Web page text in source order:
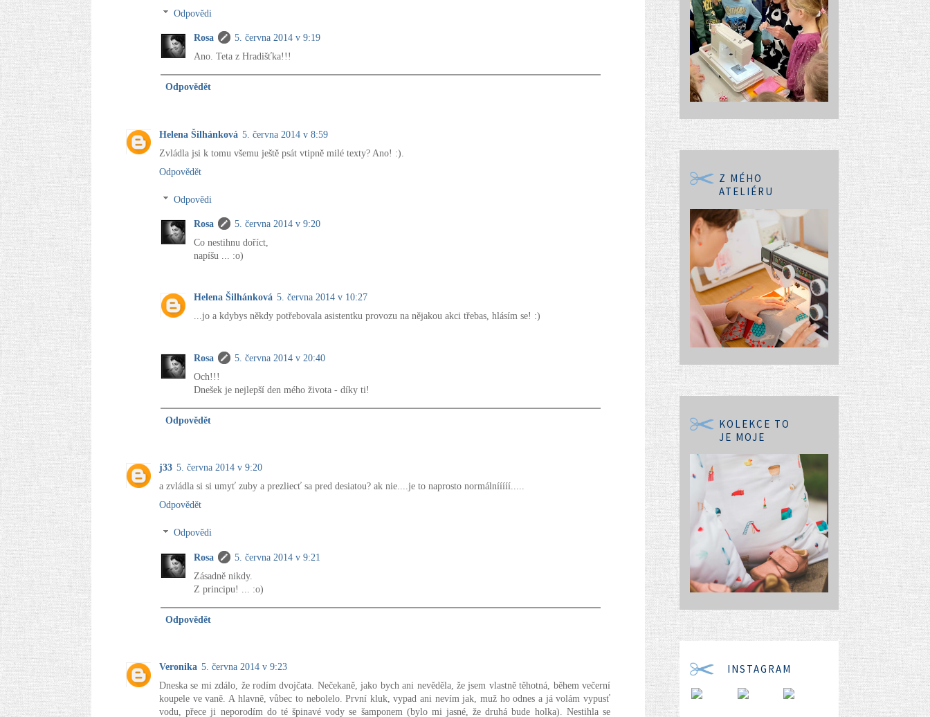
Odpovědi
Rosa
5. června 2014 v 9:19
Ano. Teta z Hradišťka!!!
Odpovědět
Helena Šilhánková 5. června 2014 v 8:59
Zvládla jsi k tomu všemu ještě psát vtipně milé texty? Ano! :).
Odpovědět
Odpovědi
Rosa
5. června 2014 v 9:20
Co nestihnu doříct,
napíšu ... :o)
Helena Šilhánková 5. června 2014 v 10:27
...jo a kdybys někdy potřebovala asistentku provozu na nějakou akci třebas, hlásím se! :)
Rosa
5. června 2014 v 20:40
Och!!!
Dnešek je nejlepší den mého života - díky ti!
Odpovědět
j33 5. června 2014 v 9:20
a zvládla si si umyť zuby a prezliecť sa pred desiatou? ak nie....je to naprosto normálnííííí.....
Odpovědět
Odpovědi
Rosa
5. června 2014 v 9:21
Zásadně nikdy.
Z principu! ... :o)
Odpovědět
Veronika 5. června 2014 v 9:23
Dneska se mi zdálo, že rodím dvojčata. Nečekaně, jako bych ani nevěděla, že jsem vlastně těhotná, během večerní
koupele ve vaně. A hlavně, vůbec to nebolelo. První kluk, vypad ani nevím jak, muž ho odnes a já volám vypusť
vodu, přece ji neporodím do té špinavé vody se šamponem (bylo mi jasné, že druhá bude holka). Nestihla se
Z MÉHO
ATELIÉRU
KOLEKCE TO
JE MOJE
INSTAGRAM